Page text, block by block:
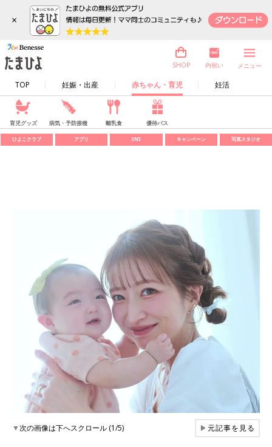
×
TOP 妊娠・出産 赤ちゃん・育児 妊活
SHOP 内祝い メニュー
育児グッズ 病気・予防接種 離乳食 優待パス
ひよこクラブ アプリ SNS キャンペーン 写真スタジオ
▼次の画像は下へスクロール (1/5) ▶元記事を見る